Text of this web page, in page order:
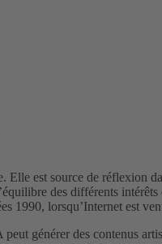
est source de réflexion
des différents
1990, lorsqu’Internet est
générer des contenus